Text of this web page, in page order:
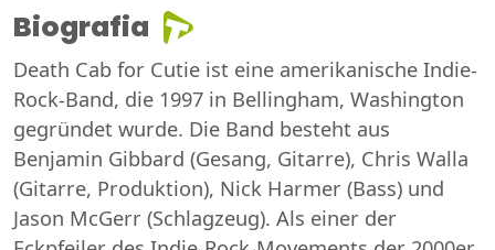
Biografia
Death Cab for Cutie ist eine amerikanische Indie-
Rock-Band, die 1997 in Bellingham, Washington
gegründet wurde. Die Band besteht aus
Benjamin Gibbard (Gesang, Gitarre), Chris Walla
(Gitarre, Produktion), Nick Harmer (Bass) und
Jason McGerr (Schlagzeug). Als einer der